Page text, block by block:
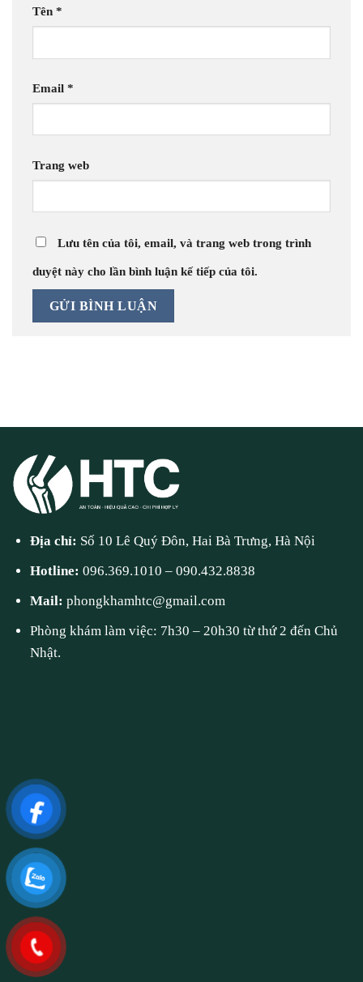
Tên *
Email *
Trang web
Lưu tên của tôi, email, và trang web trong trình
duyệt này cho lần bình luận kế tiếp của tôi.
Địa chỉ: Số 10 Lê Quý Đôn, Hai Bà Trưng, Hà Nội
Hotline:096.369.1010 –090.432.8838
Mail:phongkhamhtc@gmail.com
Phòng khám làm việc: 7h30 – 20h30 từ thứ 2 đến Chủ
Nhật.